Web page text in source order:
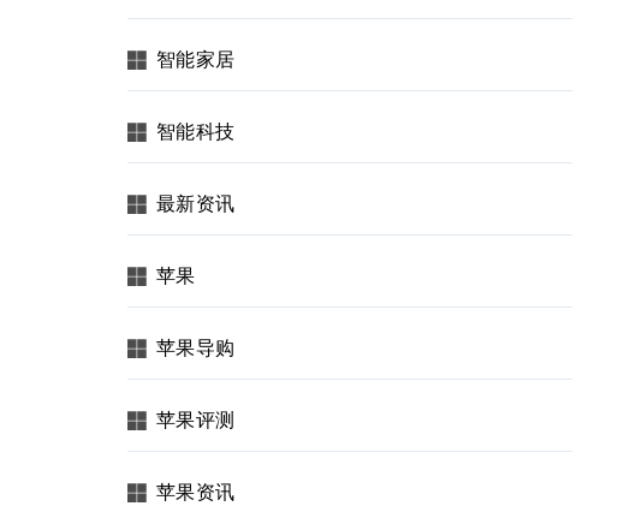
智能家居
智能科技
最新资讯
苹果
苹果导购
苹果评测
苹果资讯